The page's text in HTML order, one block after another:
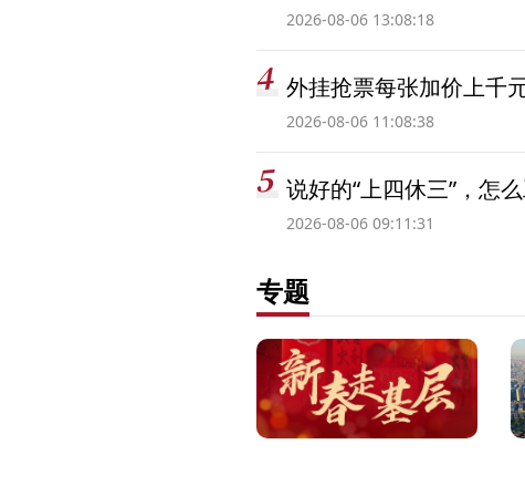
2026-08-06 13:08:18
外挂抢票每张加价上千
2026-08-06 11:08:38
说好的“上四休三”，怎
2026-08-06 09:11:31
专题